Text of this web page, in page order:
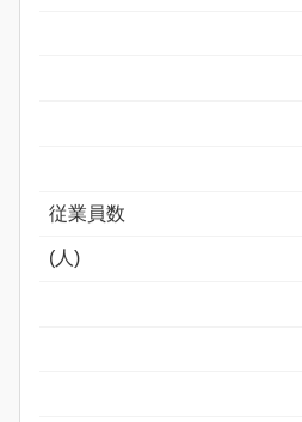
従業員数
(人)